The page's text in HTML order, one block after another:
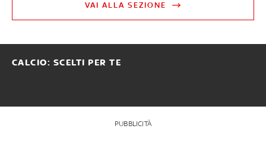
VAI ALLA SEZIONE
CALCIO: SCELTI PER TE
PUBBLICITÀ